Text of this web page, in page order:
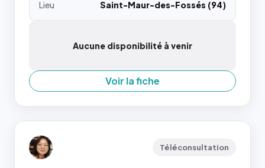
Lieu
Saint-Maur-des-Fossés (94)
Aucune disponibilité à venir
Voir la fiche
Téléconsultation